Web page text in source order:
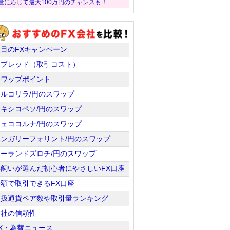
に応じて最大100万円のチャンスも！
のFXキャンペーン
レッド（取引コスト）
ップポイント
コリラ/円のスワップ
シコペソ/円のスワップ
ココルナ/円のスワップ
ガリーフォリント/円のスワップ
ランドズロチ/円のスワップ
いが選んだ初心者にやさしいFX口座
で取引できるFX口座
通貨ペア数や取引量ランキング
の信頼性
・為替ニュース